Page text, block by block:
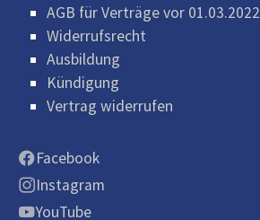
AGB für Verträge vor 01.03.2022
Widerrufsrecht
Ausbildung
Kündigung
Vertrag widerrufen
Facebook
Instagram
YouTube